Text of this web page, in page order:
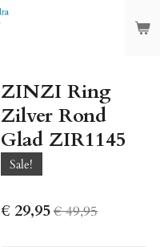
ZINZI Ring
Zilver Rond
Glad ZIR1145
Sale!
€ 29,95€ 49,95